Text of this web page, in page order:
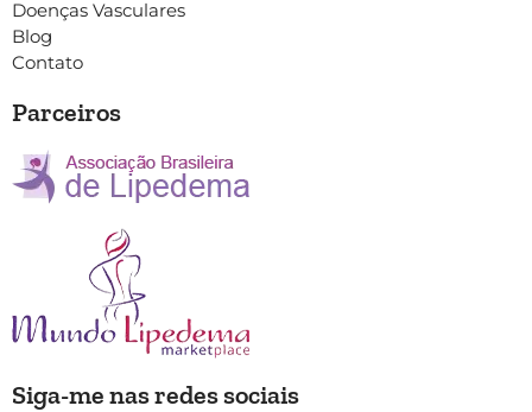
Doenças Vasculares
Blog
Contato
Parceiros
Siga-me nas redes sociais